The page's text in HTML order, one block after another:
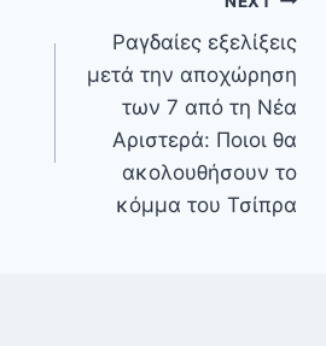
Ραγδαίες εξελίξεις
μετά την αποχώρηση
των 7 από τη Νέα
Αριστερά: Ποιοι θα
ακολουθήσουν το
κόμμα του Τσίπρα